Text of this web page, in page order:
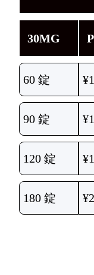
30MG
60 錠 ¥
90 錠 ¥
120 錠 ¥
180 錠 ¥